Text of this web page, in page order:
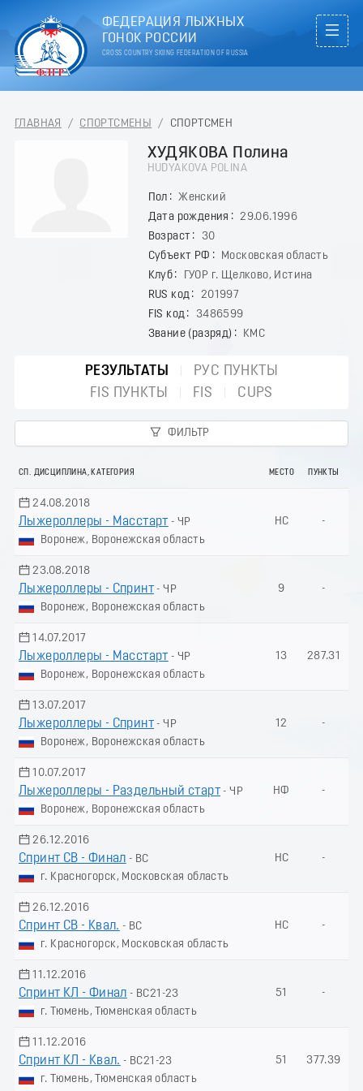
ФЕДЕРАЦИЯ ЛЫЖНЫХ
ГОНОК РОССИИ
CROSS COUNTRY SKIING FEDERATION OF RUSSIA
ГЛАВНАЯ / СПОРТСМЕНЫ / СПОРТСМЕН
ХУДЯКОВА Полина
HUDYAKOVA POLINA
Пол
Женский
Дата рождения
29.06.1996
Возраст
30
Субъект РФ
Московская область
Клуб
ГУОР г. Щелково, Истина
RUS код
201997
FIS код
3486599
Звание (разряд)
КМС
РЕЗУЛЬТАТЫ
РУС ПУНКТЫ
FIS ПУНКТЫ
FIS CUPS
ФИЛЬТР
СП. ДИСЦИПЛИНА, КАТЕГОРИЯ МЕСТО ПУНКТЫ
24.08.2018
Лыжероллеры - Масстарт - ЧР
Воронеж, Воронежская область
НС -
23.08.2018
Лыжероллеры - Спринт - ЧР
Воронеж, Воронежская область
9 -
14.07.2017
Лыжероллеры - Масстарт - ЧР
Воронеж, Воронежская область
13 287.31
13.07.2017
Лыжероллеры - Спринт - ЧР
Воронеж, Воронежская область
12 -
10.07.2017
Лыжероллеры - Раздельный старт - ЧР
Воронеж, Воронежская область
НФ -
26.12.2016
Спринт СВ - Финал - ВС
г. Красногорск, Московская область
НС -
26.12.2016
Спринт СВ - Квал. - ВС
г. Красногорск, Московская область
НС -
11.12.2016
Спринт КЛ - Финал - ВС21-23
г. Тюмень, Тюменская область
51 -
11.12.2016
Спринт КЛ - Квал. - ВС21-23
г. Тюмень, Тюменская область
51 377.39